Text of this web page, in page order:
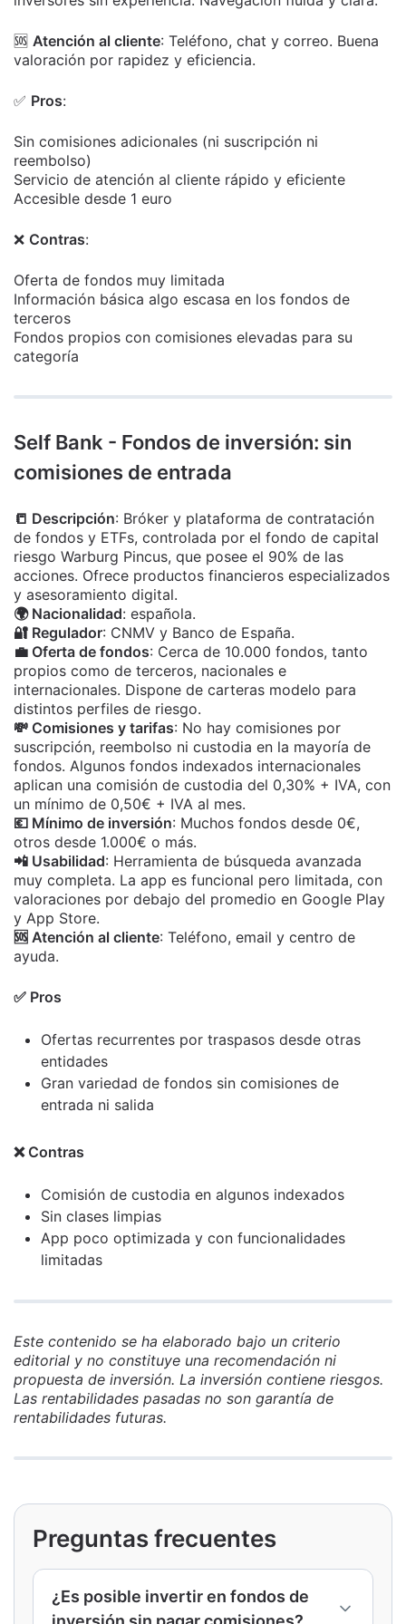
🆘 Atención al cliente: Teléfono, chat y correo. Buena
valoración por rapidez y eficiencia.
✅ Pros:
Sin comisiones adicionales (ni suscripción ni
reembolso)
Servicio de atención al cliente rápido y eficiente
Accesible desde 1 euro
❌ Contras:
Oferta de fondos muy limitada
Información básica algo escasa en los fondos de
terceros
Fondos propios con comisiones elevadas para su
categoría
Self Bank - Fondos de inversión: sin
comisiones de entrada
📒 Descripción: Bróker y plataforma de contratación
de fondos y ETFs, controlada por el fondo de capital
riesgo Warburg Pincus, que posee el 90% de las
acciones. Ofrece productos financieros especializados
y asesoramiento digital.
🌍 Nacionalidad: española.
🔐 Regulador: CNMV y Banco de España.
💼 Oferta de fondos: Cerca de 10.000 fondos, tanto
propios como de terceros, nacionales e
internacionales. Dispone de carteras modelo para
distintos perfiles de riesgo.
💸 Comisiones y tarifas: No hay comisiones por
suscripción, reembolso ni custodia en la mayoría de
fondos. Algunos fondos indexados internacionales
aplican una comisión de custodia del 0,30% + IVA, con
un mínimo de 0,50€ + IVA al mes.
💶 Mínimo de inversión: Muchos fondos desde 0€,
otros desde 1.000€ o más.
📲 Usabilidad: Herramienta de búsqueda avanzada
muy completa. La app es funcional pero limitada, con
valoraciones por debajo del promedio en Google Play
y App Store.
🆘 Atención al cliente: Teléfono, email y centro de
ayuda.
✅ Pros
Ofertas recurrentes por traspasos desde otras
entidades
Gran variedad de fondos sin comisiones de
entrada ni salida
❌ Contras
Comisión de custodia en algunos indexados
Sin clases limpias
App poco optimizada y con funcionalidades
limitadas
Este contenido se ha elaborado bajo un criterio
editorial y no constituye una recomendación ni
propuesta de inversión. La inversión contiene riesgos.
Las rentabilidades pasadas no son garantía de
rentabilidades futuras.
Preguntas frecuentes
¿Es posible invertir en fondos de